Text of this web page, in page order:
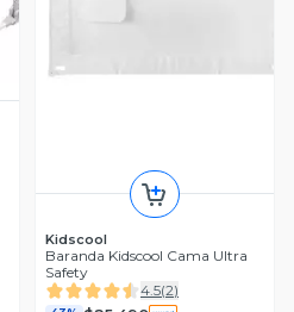
Kidscool
Baranda Kidscool Cama Ultra
Safety
4.5(2)